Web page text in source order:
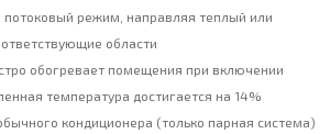
потоковый режим, направляя теплый или
области
обогревает помещения при включении
температура достигается на 14%
кондиционера (только парная система)